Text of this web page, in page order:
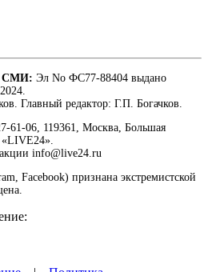
СМИ: Эл No ФС77-88404 выдано
Главный редактор: Г.П. Богачков.
61-06, 119361, Москва, Большая
info@live24.ru
Facebook) признана экстремистской